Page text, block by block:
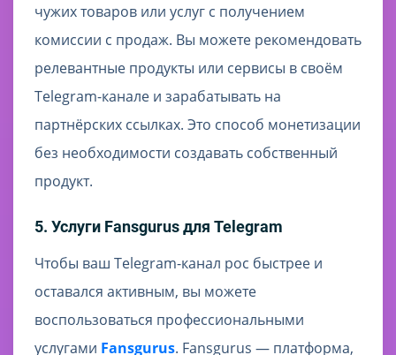
чужих товаров или услуг с получением
комиссии с продаж. Вы можете рекомендовать
релевантные продукты или сервисы в своём
Telegram-канале и зарабатывать на
партнёрских ссылках. Это способ монетизации
без необходимости создавать собственный
продукт.
5. Услуги Fansgurus для Telegram
Чтобы ваш Telegram-канал рос быстрее и
оставался активным, вы можете
воспользоваться профессиональными
услугами Fansgurus. Fansgurus — платформа,